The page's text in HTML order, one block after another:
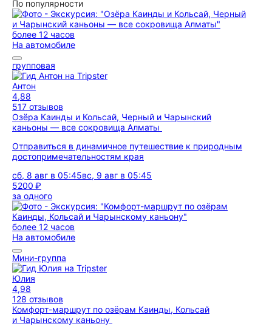
По популярности
более 12 часов
На автомобиле
групповая
Антон
4,88
517 отзывов
Озёра Каинды и Кольсай, Черный и Чарынский
каньоны — все сокровища Алматы
Отправиться в динамичное путешествие к природным
достопримечательностям края
сб, 8 авг в 05:45вс, 9 авг в 05:45
5200 ₽
за одного
более 12 часов
На автомобиле
Мини-группа
Юлия
4,98
128 отзывов
Комфорт-маршрут по озёрам Каинды, Кольсай
и Чарынскому каньону